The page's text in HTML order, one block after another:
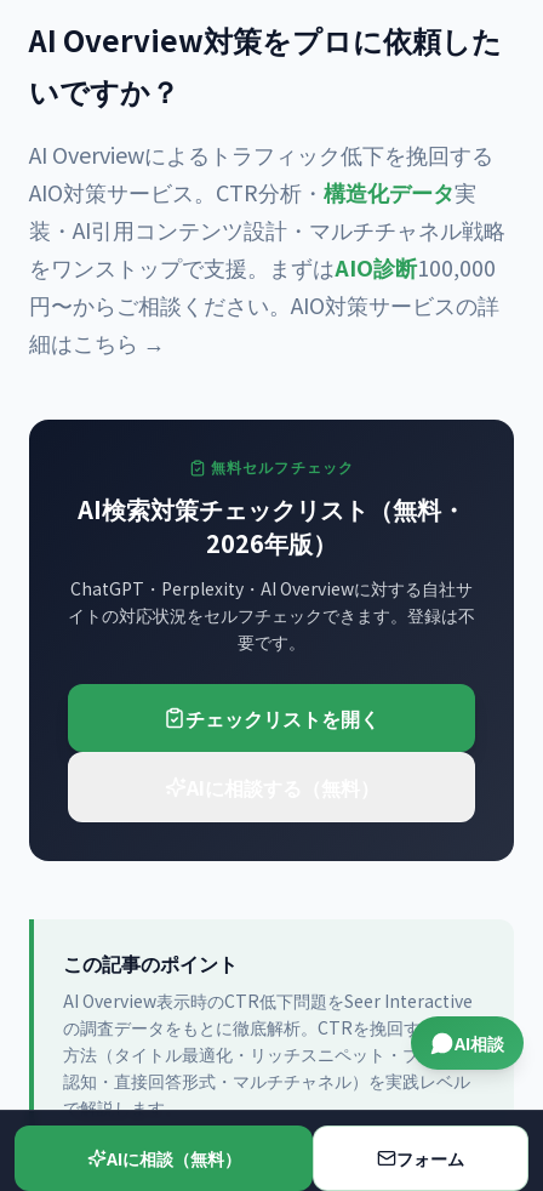
AI Overview対策をプロに依頼した
いですか？
AI Overviewによるトラフィック低下を挽回する
AIO対策サービス。CTR分析・ 構造化データ実
装・AI引用コンテンツ設計・マルチチャネル戦略
をワンストップで支援。まずはAIO診断100,000
円〜からご相談ください。 AIO対策サービスの詳
細はこちら →
無料セルフチェック
AI検索対策チェックリスト（無料・
2026年版）
ChatGPT・Perplexity・AI Overviewに対する自社サ
イトの対応状況をセルフチェックできます。登録は不
要です。
チェックリストを開く
この記事のポイント
AI Overview表示時のCTR低下問題をSeer Interactive
の調査データをもとに徹底解析。CTRを挽回する5つの
方法（タイトル最適化・リッチスニペット・ブランド
認知・直接回答形式・マルチチャネル）を実践レベル
で解説します。
この記事は 株式会社課題解決プラットフォーム
公開し、2026-08-04に内容を更新
しました。内容の正確性を定
期的に確認しています。最新の情報については
AIに相談（無料） フォーム
AI相談